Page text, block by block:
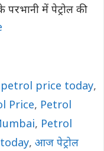
परभानी में पेट्रोल की
price today,
Price, Petrol
, Petrol
, आज पेट्रोल